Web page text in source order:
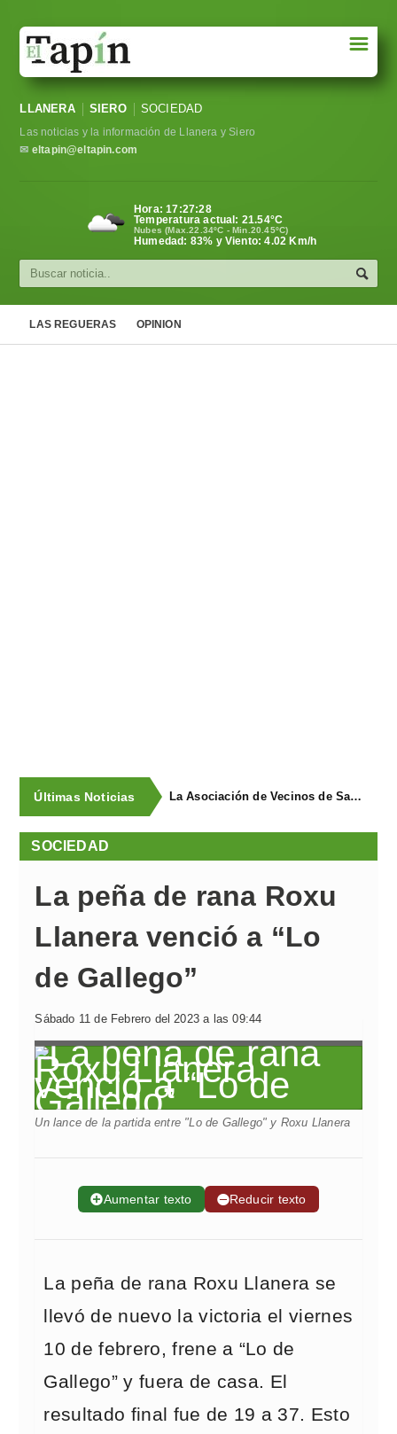
Sociedad
Política
Cultura
☰
LLANERA SIERO SOCIEDAD
Las noticias y la información de Llanera y Siero
✉ eltapin@eltapin.com
Hora:17:27:28
Temperatura actual: 21.54°C
Nubes (Max.22.34ºC - Min.20.45ºC)
Humedad: 83% y Viento: 4.02 Km/h
LAS REGUERAS OPINION
Últimas Noticias La Asociación de Vecinos de Santa Cruz descubrió los Covarones
SOCIEDAD
La peña de rana Roxu
Llanera venció a “Lo
de Gallego”
Sábado 11 de Febrero del 2023 a las 09:44
Un lance de la partida entre "Lo de Gallego" y Roxu Llanera
➕Aumentar texto ➖Reducir texto
La peña de rana Roxu Llanera se
llevó de nuevo la victoria el viernes
10 de febrero, frene a “Lo de
Gallego” y fuera de casa. El
resultado final fue de 19 a 37. Esto